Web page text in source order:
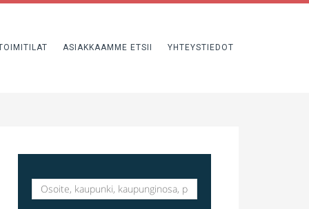
ASIAKKAAMME ETSII YHTEYSTIEDOT
Hakkilankaari 1, Vantaa, Suomi, Hakkila